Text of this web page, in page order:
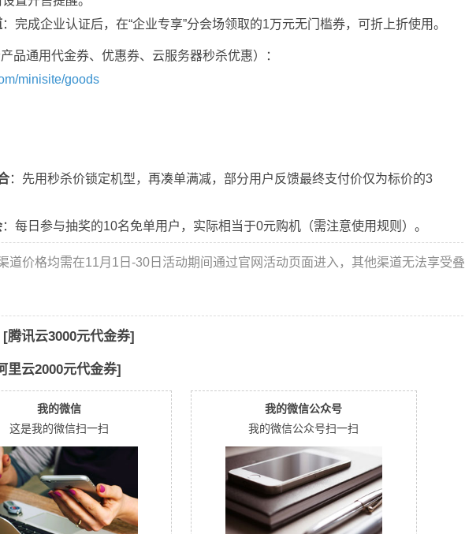
：完成企业认证后，在“企业专享”分会场领取的1万元无门槛券，可折上折使用。
品通用代金券、优惠券、云服务器秒杀优惠）：
minisite/goods
：先用秒杀价锁定机型，再凑单满减，部分用户反馈最终支付价仅为标价的3
：每日参与抽奖的10名免单用户，实际相当于0元购机（需注意使用规则）。
道价格均需在11月1日-30日活动期间通过官网活动页面进入，其他渠道无法享受叠
[腾讯云3000元代金券]
里云2000元代金券]
我的微信
这是我的微信扫一扫
我的微信公众号
我的微信公众号扫一扫